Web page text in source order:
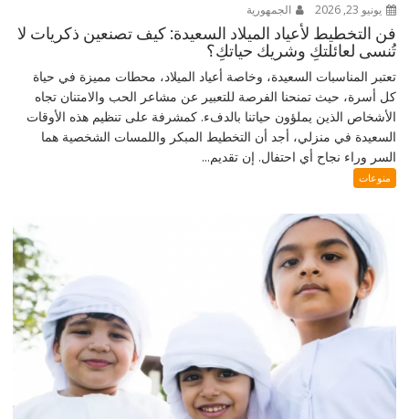
يونيو 23, 2026 الجمهورية
فن التخطيط لأعياد الميلاد السعيدة: كيف تصنعين ذكريات لا
تُنسى لعائلتكِ وشريك حياتكِ؟
تعتبر المناسبات السعيدة، وخاصة أعياد الميلاد، محطات مميزة في حياة
كل أسرة، حيث تمنحنا الفرصة للتعبير عن مشاعر الحب والامتنان تجاه
الأشخاص الذين يملؤون حياتنا بالدفء. كمشرفة على تنظيم هذه الأوقات
السعيدة في منزلي، أجد أن التخطيط المبكر واللمسات الشخصية هما
السر وراء نجاح أي احتفال. إن تقديم...
منوعات